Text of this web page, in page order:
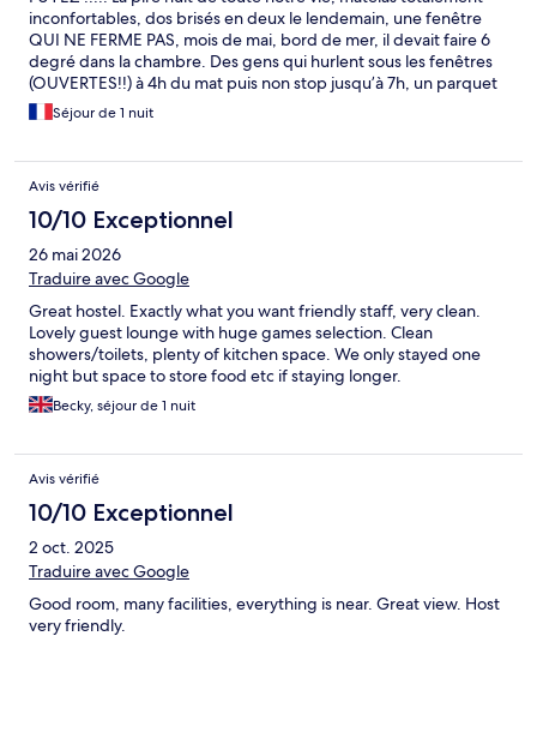
inconfortables, dos brisés en deux le lendemain, une fenêtre
QUI NE FERME PAS, mois de mai, bord de mer, il devait faire 6
degré dans la chambre. Des gens qui hurlent sous les fenêtres
(OUVERTES!!) à 4h du mat puis non stop jusqu’à 7h, un parquet
qui craque, les portes qui claquent, le clocher qui sonne toutes
les heures, une lumière dans le couloir qui ne s’éteint jamais et
fait jour dans votre chambre toute la nuit. Bref, traumatisée. Si
vous aimez l’inconfort, le froid et le bruit cet auberge est faite
pour vous, sinon passez votre chemin, car le prix n’est même pas
attrayant.
Séjour de 1 nuit
Avis vérifié
10/10 Exceptionnel
26 mai 2026
Traduire avec Google
Great hostel. Exactly what you want friendly staff, very clean.
Lovely guest lounge with huge games selection. Clean
showers/toilets, plenty of kitchen space. We only stayed one
night but space to store food etc if staying longer.
Becky, séjour de 1 nuit
Avis vérifié
10/10 Exceptionnel
2 oct. 2025
Traduire avec Google
Good room, many facilities, everything is near. Great view. Host
very friendly.